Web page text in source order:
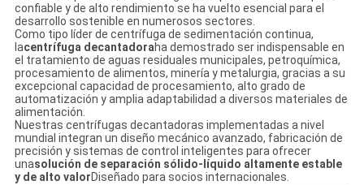
confiable y de alto rendimiento se ha vuelto esencial para el
desarrollo sostenible en numerosos sectores.
Como tipo líder de centrífuga de sedimentación continua,
lacentrífuga decantadoraha demostrado ser indispensable en
el tratamiento de aguas residuales municipales, petroquímica,
procesamiento de alimentos, minería y metalurgia, gracias a su
excepcional capacidad de procesamiento, alto grado de
automatización y amplia adaptabilidad a diversos materiales de
alimentación.
Nuestras centrífugas decantadoras implementadas a nivel
mundial integran un diseño mecánico avanzado, fabricación de
precisión y sistemas de control inteligentes para ofrecer
unasolución de separación sólido-líquido altamente estable
y de alto valorDiseñado para socios internacionales.